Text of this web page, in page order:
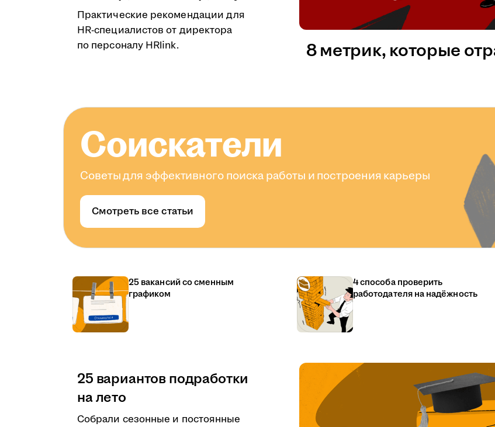
Практические рекомендации для
HR-специалистов от директора
по персоналу HRlink.
8 метрик, которые
Соискатели
Советы для эффективного поиска работы и построения карьеры
Смотреть все статьи
25 вакансий со сменным
графиком
4 способа проверить
работодателя на надёжность
25 вариантов подработки
на лето
Собрали сезонные и постоянные